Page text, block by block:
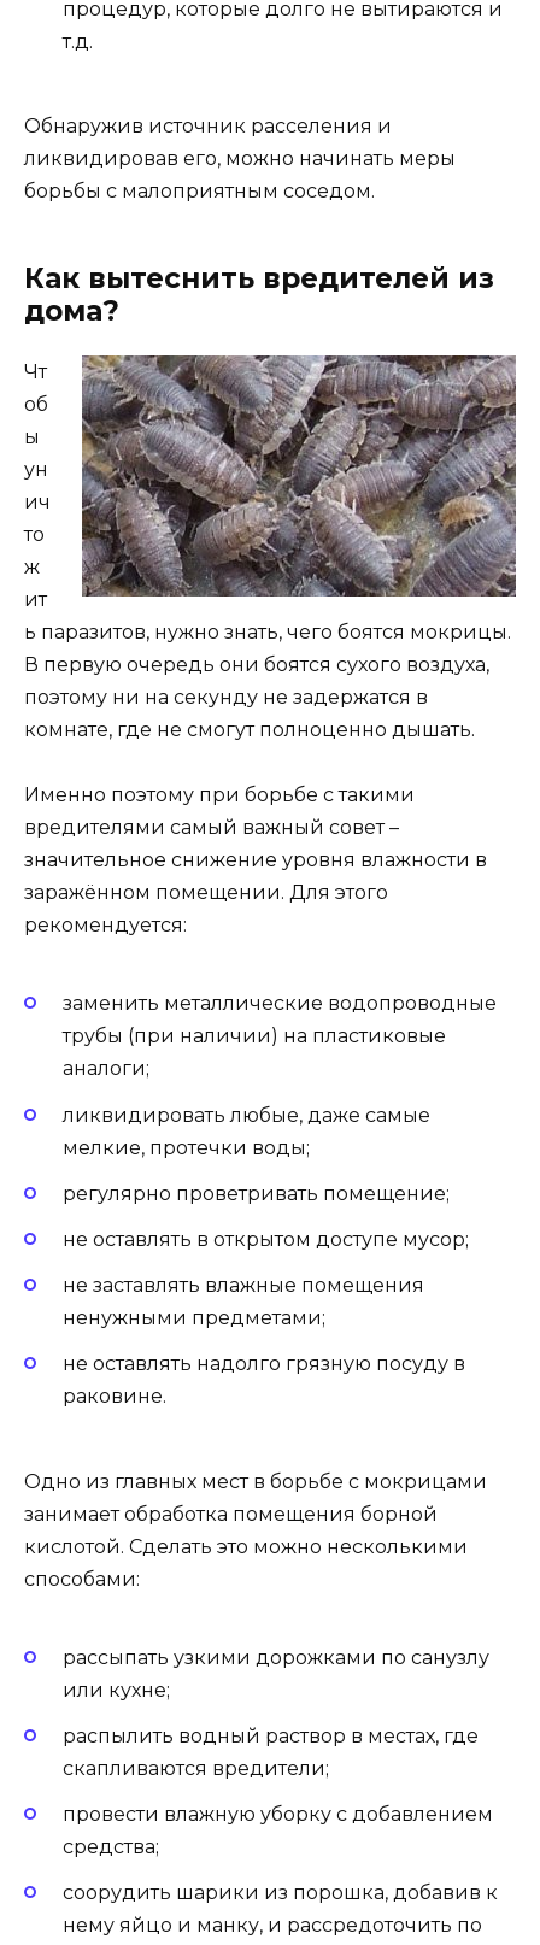
процедур, которые долго не вытираются и
т.д.
Обнаружив источник расселения и
ликвидировав его, можно начинать меры
борьбы с малоприятным соседом.
Как вытеснить вредителей из
дома?
Чт
об
ы
ун
ич
то
ж
ит
ь паразитов, нужно знать, чего боятся мокрицы.
В первую очередь они боятся сухого воздуха,
поэтому ни на секунду не задержатся в
комнате, где не смогут полноценно дышать.
Именно поэтому при борьбе с такими
вредителями самый важный совет –
значительное снижение уровня влажности в
заражённом помещении. Для этого
рекомендуется:
заменить металлические водопроводные
трубы (при наличии) на пластиковые
аналоги;
ликвидировать любые, даже самые
мелкие, протечки воды;
регулярно проветривать помещение;
не оставлять в открытом доступе мусор;
не заставлять влажные помещения
ненужными предметами;
не оставлять надолго грязную посуду в
раковине.
Одно из главных мест в борьбе с мокрицами
занимает обработка помещения борной
кислотой. Сделать это можно несколькими
способами:
рассыпать узкими дорожками по санузлу
или кухне;
распылить водный раствор в местах, где
скапливаются вредители;
провести влажную уборку с добавлением
средства;
соорудить шарики из порошка, добавив к
нему яйцо и манку, и рассредоточить по